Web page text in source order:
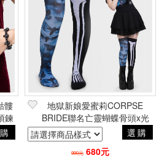
髏
鍊
地獄新娘愛蜜莉CORPSE
BRIDE聯名亡靈蝴蝶骨頭x光
印花過膝棉襪 英國原裝進口
Killstar
選購
990元 680元